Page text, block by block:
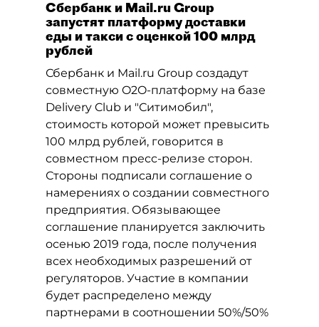
Сбербанк и Mail.ru Group
запустят платформу доставки
еды и такси с оценкой 100 млрд
рублей
Сбербанк и Mail.ru Group создадут
совместную O2O-платформу на базе
Delivery Club и "Ситимобил",
стоимость которой может превысить
100 млрд рублей, говорится в
совместном пресс-релизе сторон.
Стороны подписали соглашение о
намерениях о создании совместного
предприятия. Обязывающее
соглашение планируется заключить
осенью 2019 года, после получения
всех необходимых разрешений от
регуляторов. Участие в компании
будет распределено между
партнерами в соотношении 50%/50%